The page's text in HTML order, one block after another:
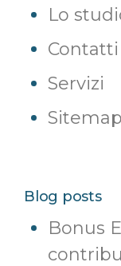
Lo
Contatti
Servizi
Sitemap
Blog posts
Bonus